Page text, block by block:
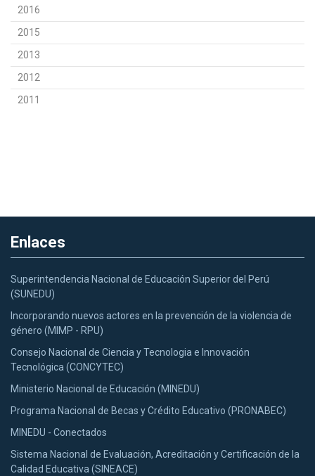
2016
2015
2013
2012
2011
Enlaces
Superintendencia Nacional de Educación Superior del Perú
(SUNEDU)
Incorporando nuevos actores en la prevención de la violencia de
género (MIMP - RPU)
Consejo Nacional de Ciencia y Tecnologia e Innovación
Tecnológica (CONCYTEC)
Ministerio Nacional de Educación (MINEDU)
Programa Nacional de Becas y Crédito Educativo (PRONABEC)
MINEDU - Conectados
Sistema Nacional de Evaluación, Acreditación y Certificación de la
Calidad Educativa (SINEACE)